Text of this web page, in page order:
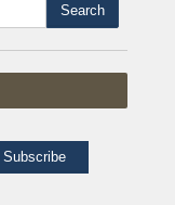
Search